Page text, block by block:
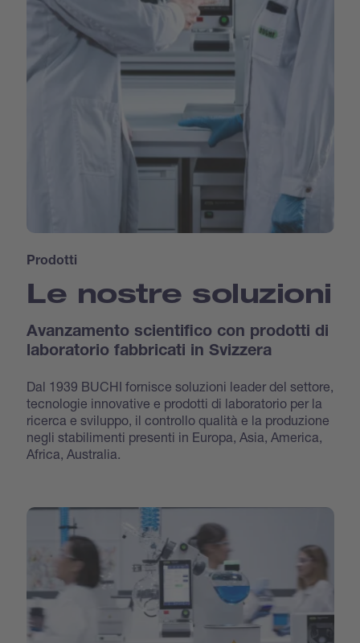
Prodotti
Le nostre soluzioni
Avanzamento scientifico con prodotti di
laboratorio fabbricati in Svizzera
Dal 1939 BUCHI fornisce soluzioni leader del settore,
tecnologie innovative e prodotti di laboratorio per la
ricerca e sviluppo, il controllo qualità e la produzione
negli stabilimenti presenti in Europa, Asia, America,
Africa, Australia.